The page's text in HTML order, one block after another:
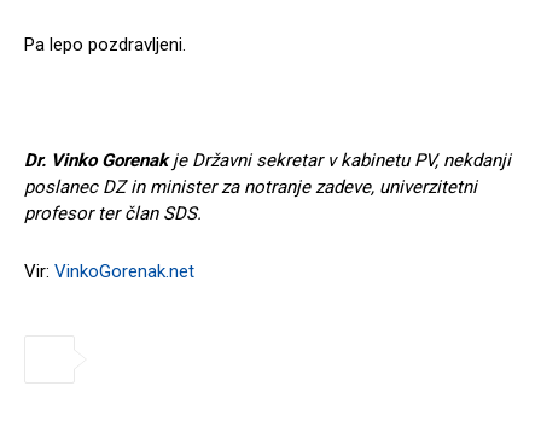
Pa lepo pozdravljeni.
Dr. Vinko Gorenakje Državni sekretar v kabinetu PV, nekdanji
poslanec DZ in minister za notranje zadeve, univerzitetni
profesor ter član SDS.
Vir: VinkoGorenak.net